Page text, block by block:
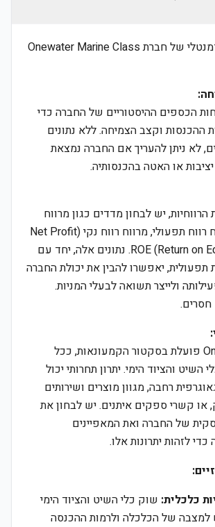
להלן ניתוח פונדמנטלי של חברת Onewater Marine Class
הכספים ההיסטוריים של החברה כדי
ההכנסות וקצב הצמיחה. ללא נתונים
לא ניתן להעריך אם החברה נמצאת
או האטה בהכנסותיה.
יש לבחון מדדים כגון מרווח
רווח גולמי, מרווח רווח תפעולי, מרווח רווח נקי (Net Profit
Margin) ו-ROE (Return on Equity). נתונים אלה, יחד עם
תפעולית, יאפשרו להבין את יכולת החברה
ולייצר תשואה לבעלי המניות.
חסרים.
Onewater Marine פועלת בסקטור הקמעונאות, ככל
השיט והציוד הימי. יתרון תחרותי יכול
רחבה, מגוון מוצרים ושירותים
או קשרי ספקים איתנים. יש לבחון את
של החברה ואת המאפיינים
לזהות יתרונות אלו.
כלכלית: שוק כלי השיט והציוד הימי
למצבה של הכלכלה ולרמות ההכנסה